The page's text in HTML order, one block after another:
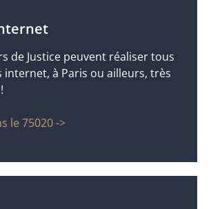
de Justice peuvent réaliser tous
internet, à Paris ou ailleurs, très
le 75020 ->